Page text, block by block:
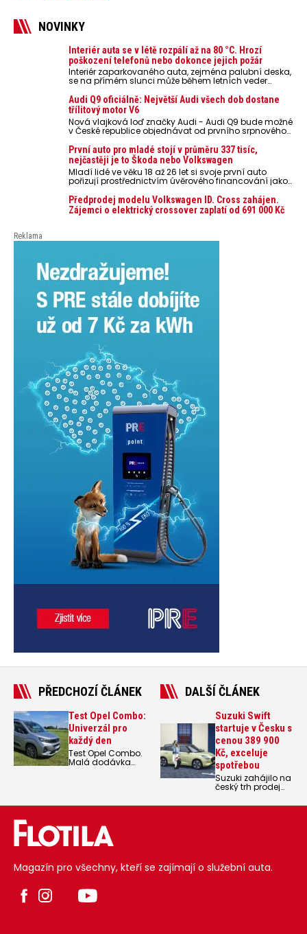
NOVINKY
Interiér auta se v létě rozpálí až na 80 °C. Hrozí
poškození telefonů nebo dokonce jejich požár
Interiér zaparkovaného auta, zejména palubní deska,
se na přímém slunci může během letních veder
nebezpečí pro odložené mobilní telefony, powerbanky
nebo notebooky. Můžou urychlit stárnutí baterií,
poškodit elektroniku a ve výjimečných případech i
zvýšit riziko požáru.
Audi Q9 oficiálně: Největší Audi všech dob dostane
třílitový motor V6
Nová vlajková loď značky Audi - Audi Q9 bude možné
v České republice objednávat od prvního srpnového
První auto pro mladé stojí v průměru 337 tisíc,
nejčastěji je to Škoda nebo Volkswagen
Mladí lidé ve věku 18 až 26 let si svoje první auto
pořizují prostřednictvím úvěrového financování jako
auto. Průměrná pořizovací cena vozu dosahuje 337
tisíc korun a průměrná financovaná částka
přesahuje 251 tisíc korun. Vyplývá to z dat Leasingu
Předprodej modelu Volkswagen ID. Cross zahájen.
Zájemci o elektrický crossover zaplatí od 691 000 Kč
Reklama
PŘEDCHOZÍ ČLÁNEK
Test Opel Combo:
Univerzál pro
každý den
Test Opel Combo.
Malá dodávka
pro drobné
rodiny, případě
pro domácnosti
hledající auto pro
DALŠÍ ČLÁNEK
Suzuki Swift
startuje v Česku s
cenou 389 900
Kč, exceluje
spotřebou
Suzuki zahájilo na
český trh prodej
modelu Suzuki
Magazín pro všechny, kteří se zajímají o služební auta.